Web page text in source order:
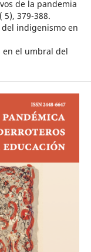
de la pandemia
379-388.
del indigenismo en
en el umbral del